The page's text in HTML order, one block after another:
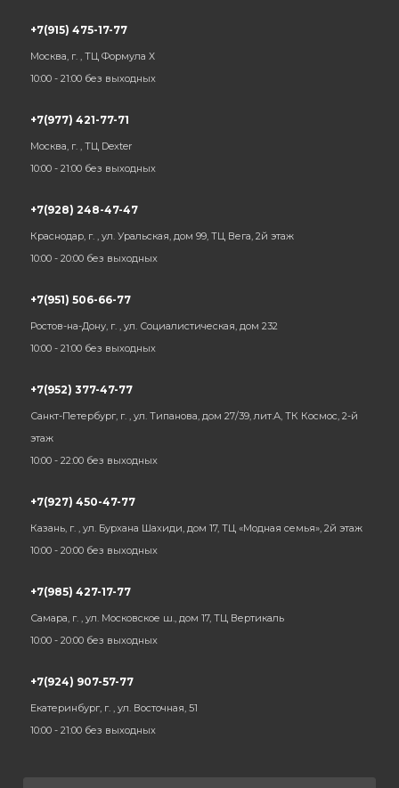
+7(915) 475-17-77
Москва, г. , ТЦ Формула Х
10:00 - 21:00 без выходных
+7(977) 421-77-71
Москва, г. , ТЦ Dexter
10:00 - 21:00 без выходных
+7(928) 248-47-47
Краснодар, г. , ул. Уральская, дом 99, ТЦ Вега, 2й этаж
10:00 - 20:00 без выходных
+7(951) 506-66-77
Ростов-на-Дону, г. , ул. Социалистическая, дом 232
10:00 - 21:00 без выходных
+7(952) 377-47-77
Санкт-Петербург, г. , ул. Типанова, дом 27/39, лит.А, ТК Космос, 2-й
этаж
10:00 - 22:00 без выходных
+7(927) 450-47-77
Казань, г. , ул. Бурхана Шахиди, дом 17, ТЦ «Модная семья», 2й этаж
10:00 - 20:00 без выходных
+7(985) 427-17-77
Самара, г. , ул. Московское ш., дом 17, ТЦ Вертикаль
10:00 - 20:00 без выходных
+7(924) 907-57-77
Екатеринбург, г. , ул. Восточная, 51
10:00 - 21:00 без выходных